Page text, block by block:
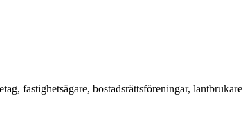
fastighetsägare, bostadsrättsföreningar,